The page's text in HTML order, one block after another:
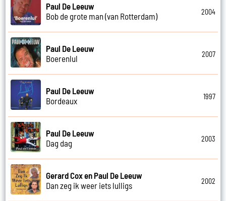
Paul De Leeuw
Bob de grote man (van Rotterdam)
2004
Paul De Leeuw
Boerenlul
2007
Paul De Leeuw
Bordeaux
1997
Paul De Leeuw
Dag dag
2003
Gerard Cox en Paul De Leeuw
Dan zeg ik weer iets lulligs
2002